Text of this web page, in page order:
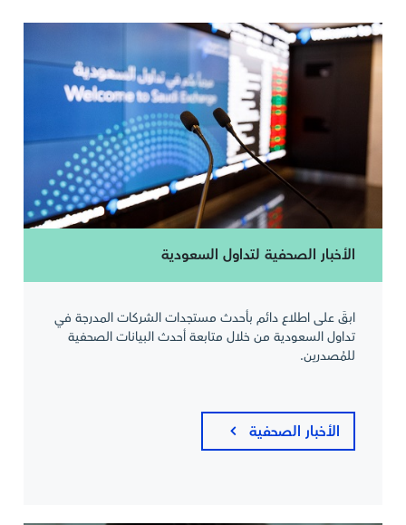
الأخبار الصحفية لتداول السعودية
ابقَ على اطلاع دائم بأحدث مستجدات الشركات المدرجة في
تداول السعودية من خلال متابعة أحدث البيانات الصحفية
للمُصدرين.
الأخبار الصحفية